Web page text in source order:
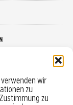
wir
zu
zu